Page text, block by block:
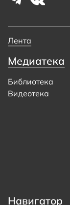
Лента
Медиатека
Библиотека
Видеотека
Навигатор